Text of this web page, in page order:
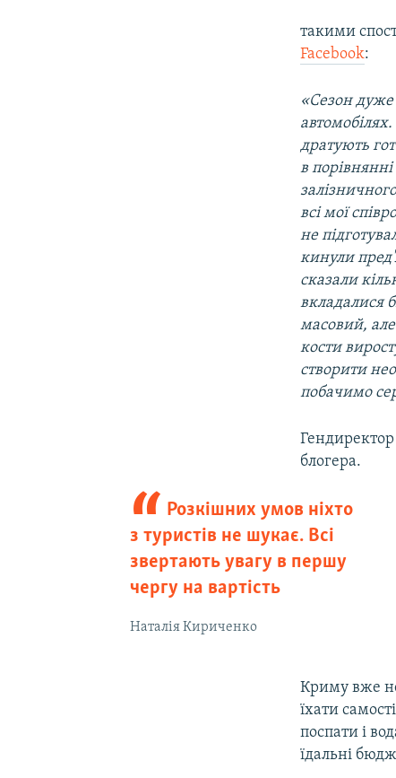
такими
Facebook:
«Сезон дуже
дратують
в
всі мої
не
кинули
сказали
вкладалися
масовий, але
кости
створити
побачимо
блогера.
Розкішних умов ніхто
з туристів не шукає. Всі
звертають увагу в першу
чергу на вартість
Наталія Кириченко
Криму вже не
їхати
поспати і
їдальні